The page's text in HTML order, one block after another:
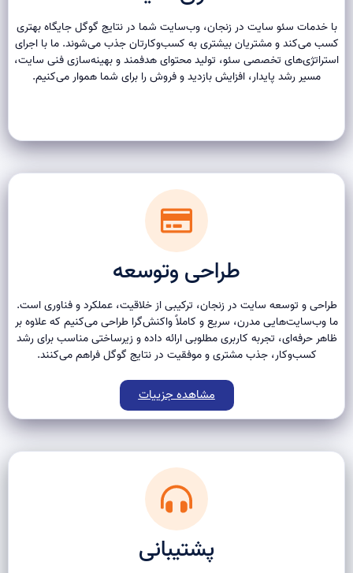
با خدمات سئو سایت در زنجان، وب‌سایت شما در نتایج گوگل جایگاه بهتری
کسب می‌کند و مشتریان بیشتری به کسب‌وکارتان جذب می‌شوند. ما با اجرای
استراتژی‌های تخصصی سئو، تولید محتوای هدفمند و بهینه‌سازی فنی سایت،
مسیر رشد پایدار، افزایش بازدید و فروش را برای شما هموار می‌کنیم.
طراحی وتوسعه
طراحی و توسعه سایت در زنجان، ترکیبی از خلاقیت، عملکرد و فناوری است.
ما وب‌سایت‌هایی مدرن، سریع و کاملاً واکنش‌گرا طراحی می‌کنیم که علاوه بر
ظاهر حرفه‌ای، تجربه کاربری مطلوبی ارائه داده و زیرساختی مناسب برای رشد
کسب‌وکار، جذب مشتری و موفقیت در نتایج گوگل فراهم می‌کنند.
مشاهده جزییات
پشتیبانی